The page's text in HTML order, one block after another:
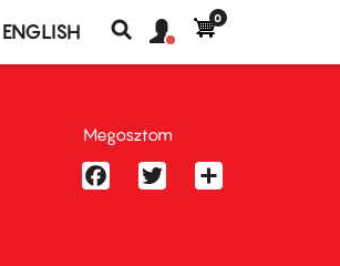
ENGLISH
Keresés
fiók
Felhasználói
0
Megosztom
FacebookTwitter